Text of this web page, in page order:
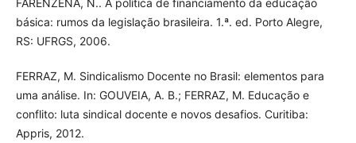
FARENZENA, N.. A política de financiamento da educação
básica: rumos da legislação brasileira. 1.ª. ed. Porto Alegre,
RS: UFRGS, 2006.
FERRAZ, M. Sindicalismo Docente no Brasil: elementos para
uma análise. In: GOUVEIA, A. B.; FERRAZ, M. Educação e
conflito: luta sindical docente e novos desafios. Curitiba:
Appris, 2012.